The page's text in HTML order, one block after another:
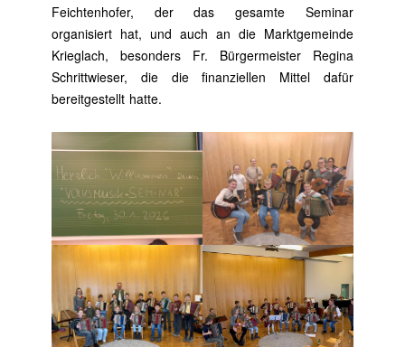
Feichtenhofer, der das gesamte Seminar
organisiert hat, und auch an die Marktgemeinde
Krieglach, besonders Fr. Bürgermeister Regina
Schrittwieser, die die finanziellen Mittel dafür
bereitgestellt hatte.